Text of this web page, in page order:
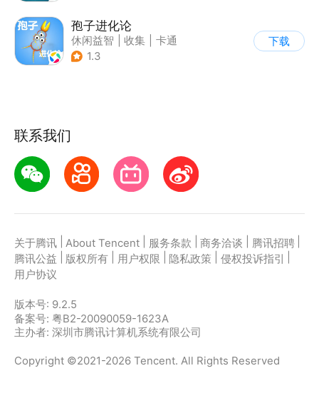
孢子进化论
休闲益智 收集
卡通
| 62游戏
1.3
下载
联系我们
关于腾讯 About Tencent 服务条款 商务洽谈 腾讯招聘
腾讯公益
版权所有 用户权限 隐私政策 侵权投诉指引
用户协议
版本号: 9.2.5
备案号: 粤B2-20090059-1623A
主办者: 深圳市腾讯计算机系统有限公司
Copyright ©2021-2026 Tencent. All Rights Reserved